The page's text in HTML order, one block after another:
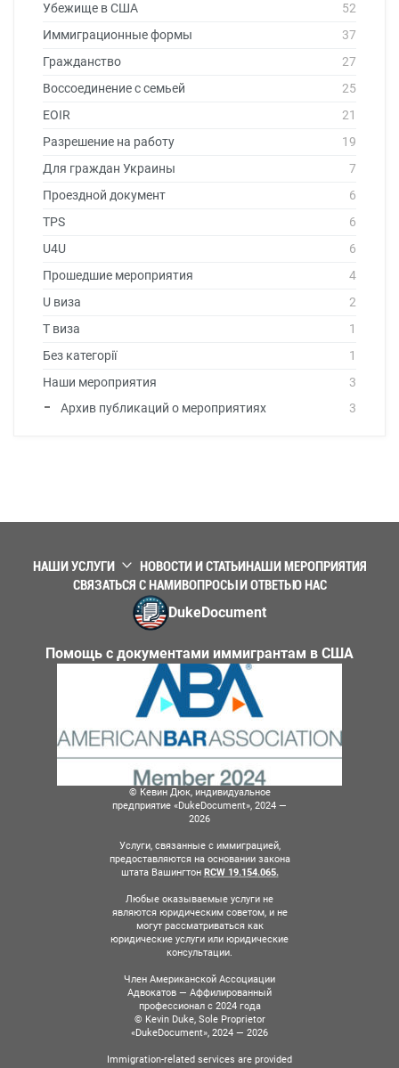
Убежище в США
52
Иммиграционные формы
37
Гражданство
27
Воссоединение с семьей
25
EOIR
21
Разрешение на работу
19
Для граждан Украины
7
Проездной документ
6
TPS
6
U4U
6
Прошедшие мероприятия
4
U виза
2
T виза
1
Без категорії
1
Наши мероприятия
3
Архив публикаций о мероприятиях
3
НАШИ УСЛУГИ НОВОСТИ И СТАТЬИНАШИ МЕРОПРИЯТИЯ
СВЯЗАТЬСЯ С НАМИВОПРОСЫ И ОТВЕТЫО НАС
DukeDocument
Помощь с документами иммигрантам в США
© Кевин Дюк, индивидуальное
предприятие «DukeDocument», 2024 —
2026
Услуги, связанные с иммиграцией,
предоставляются на основании закона
штата Вашингтон RCW 19.154.065.
Любые оказываемые услуги не
являются юридическим советом, и не
могут рассматриваться как
юридические услуги или юридические
консультации.
Член Американской Ассоциации
Адвокатов — Аффилированный
профессионал с 2024 года
© Kevin Duke, Sole Proprietor
«DukeDocument», 2024 — 2026
Immigration-related services are provided